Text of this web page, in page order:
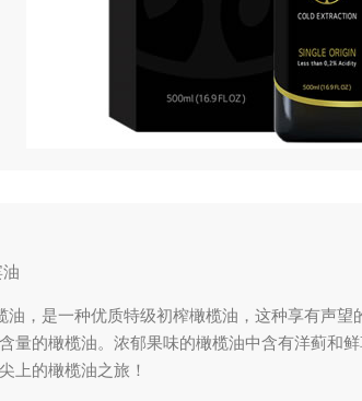
油，是一种优质特级初榨橄榄油，这种享有声
量的橄榄油。浓郁果味的橄榄油中含有洋蓟和
上的橄榄油之旅！